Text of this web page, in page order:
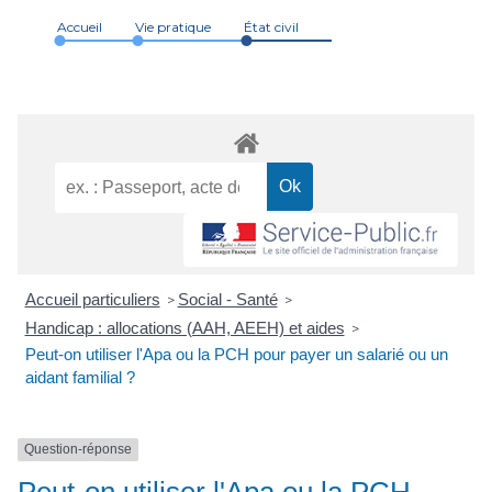
Accueil Vie pratique État civil
Accueil particuliers > Social - Santé >
Handicap : allocations (AAH, AEEH) et aides >
Peut-on utiliser l'Apa ou la PCH pour payer un salarié ou un
aidant familial ?
Question-réponse